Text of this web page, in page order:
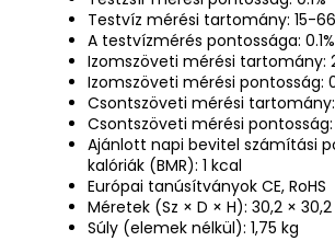
Testvíz mérési tartomány: 15-
A testvízmérés pontossága: 0.1%
Izomszöveti mérési tartomány:
Izomszöveti mérési pontosság:
Csontszöveti mérési tartomány:
Csontszöveti mérési pontosság:
Ajánlott napi bevitel számítási
kalóriák (BMR): 1 kcal
Európai tanúsítványok CE, RoHS
Méretek (Sz × D × H): 30,2 ×
Súly (elemek nélkül): 1,75 kg